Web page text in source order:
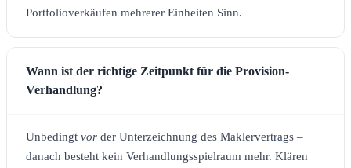
Portfolioverkäufen mehrerer Einheiten Sinn.
Wann ist der richtige Zeitpunkt für die Provision-
Verhandlung?
Unbedingt vor der Unterzeichnung des Maklervertrags –
danach besteht kein Verhandlungsspielraum mehr. Klären